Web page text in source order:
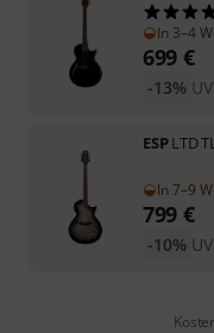
In 3–4
699 €
-13%
ESPLTD
In 7–9
799 €
-10%